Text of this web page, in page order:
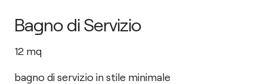
Bagno di Servizio
12 mq
bagno di servizio in stile minimale